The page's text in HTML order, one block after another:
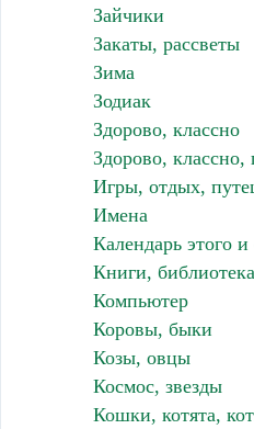
Зайчики
Закаты, рассветы
Зима
Зодиак
Здорово, классно
Здорово, классно,
Игры, отдых,
Имена
Календарь этого
Книги, библиотека
Компьютер
Коровы, быки
Козы, овцы
Космос, звезды
Кошки, котята,